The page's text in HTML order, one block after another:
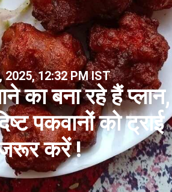
2025, 12:32 PM IST
का बना रहे हैं प्लान,
पकवानों को ट्राई
करें !